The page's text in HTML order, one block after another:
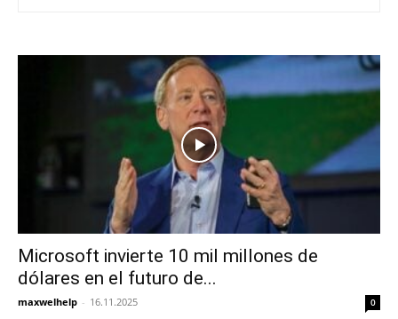
Microsoft invierte 10 mil millones de
dólares en el futuro de...
maxwelhelp - 16.11.2025 0